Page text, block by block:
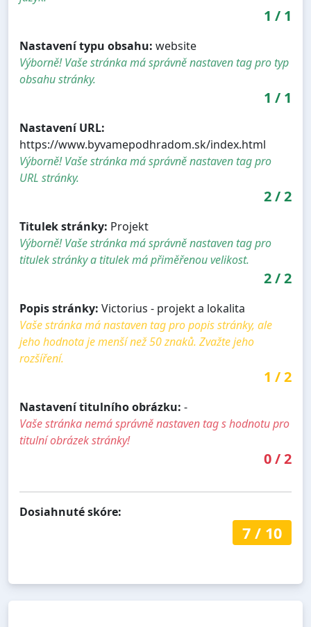
1 / 1
Nastavení typu obsahu: website
Výborně! Vaše stránka má správně nastaven tag pro typ
obsahu stránky.
1 / 1
Nastavení URL:
https://www.byvamepodhradom.sk/index.html
Výborně! Vaše stránka má správně nastaven tag pro
URL stránky.
2/2
Titulek stránky: Projekt
Výborně! Vaše stránka má správně nastaven tag pro
titulek stránky a titulek má přiměřenou velikost.
2/2
Popis stránky: Victorius - projekt a lokalita
Vaše stránka má nastaven tag pro popis stránky, ale
jeho hodnota je menší než 50 znaků. Zvažte jeho
rozšíření.
1 /2
Nastavení titulního obrázku: -
Vaše stránka nemá správně nastaven tag s hodnotu pro
titulní obrázek stránky!
0/2
Dosiahnuté skóre:
7/ 10